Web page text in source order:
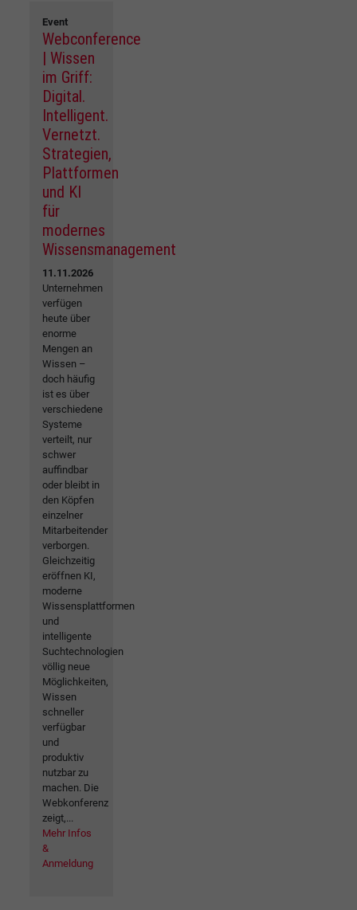
Event
Webconference
| Wissen
im Griff:
Digital.
Intelligent.
Vernetzt.
Strategien,
Plattformen
und KI
für
modernes
Wissensmanagement
11.11.2026
Unternehmen
verfügen
heute über
enorme
Mengen an
Wissen –
doch häufig
ist es über
verschiedene
Systeme
verteilt, nur
schwer
auffindbar
oder bleibt in
den Köpfen
einzelner
Mitarbeitender
verborgen.
Gleichzeitig
eröffnen KI,
moderne
Wissensplattformen
und
intelligente
Suchtechnologien
völlig neue
Möglichkeiten,
Wissen
schneller
verfügbar
und
produktiv
nutzbar zu
machen. Die
Webkonferenz
zeigt,...
Mehr Infos
&
Anmeldung